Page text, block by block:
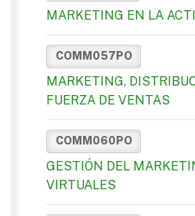
MARKETING EN LA
COMM057PO
MARKETING,
FUERZA DE VENTAS
COMM060PO
GESTIÓN DEL
VIRTUALES